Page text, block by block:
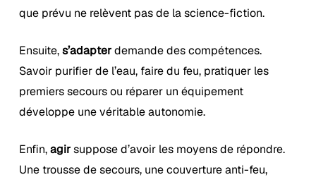
que prévu ne relèvent pas de la science-fiction.
Ensuite,s’adapterdemande des compétences.
Savoir purifier de l’eau, faire du feu, pratiquer les
premiers secours ou réparer un équipement
développe une véritable autonomie.
Enfin,agirsuppose d’avoir les moyens de répondre.
Une trousse de secours, une couverture anti-feu,